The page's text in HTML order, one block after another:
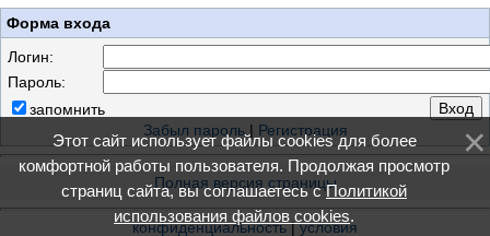
Форма входа
Логин:
Пароль:
запомнить
Забыл пароль| Регистрация
Полная версия страницы
конфиденциальность|условия
Этот сайт использует файлы cookies для более
комфортной работы пользователя. Продолжая просмотр
страниц сайта, вы соглашаетесь сПолитикой
использования файлов cookies.